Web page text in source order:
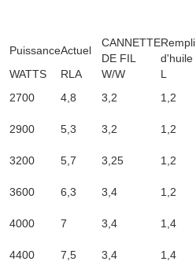
PuissanceActuel
CANNETTE
DE FIL
Rempli
d'huile
WATTS RLA W/W L
2700 4,8 3,2
1,2
2900 5,3 3,2
1,2
3200 5,7 3,25
1,2
3600 6,3 3,4
1,2
4000 7 3,4
1,4
4400 7,5 3,4
1,4